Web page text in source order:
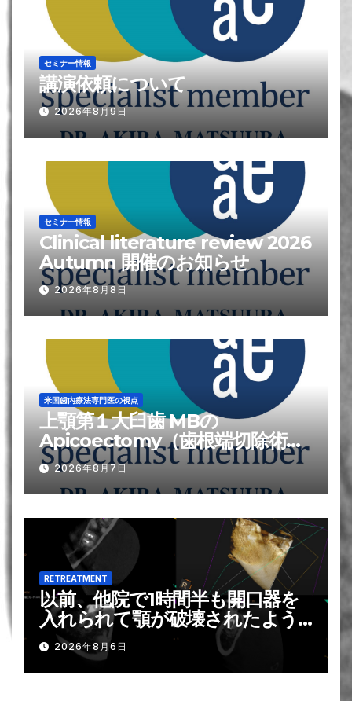
セミナー情報
講演依頼について
2026年8月9日
セミナー情報
Clinical literature review 2026
Autumn 開催のお知らせ
2026年8月8日
米国歯内療法専門医の視点
上顎第１大臼歯 MBの
Apicoectomy（歯根端切除術）
が難しい?理由
2026年8月7日
RETREATMENT
以前、他院で1時間半も開口器を
入れられて顎が破壊されたよう
になり, それがトラウマで歯の神
経の治療は苦手です？！。。。そ
れを解消する方法は？ー#31 Re-
2026年8月6日